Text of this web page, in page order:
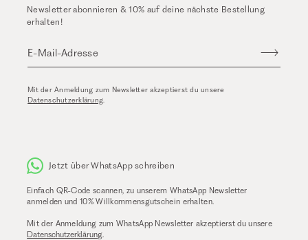
Newsletter abonnieren & 10% auf deine nächste Bestellung
erhalten!
E-Mail-Adresse
Mit der Anmeldung zum Newsletter akzeptierst du unsere
Datenschutzerklärung
Jetzt über WhatsApp schreiben
Einfach QR-Code scannen, zu unserem WhatsApp Newsletter
anmelden und 10% Willkommensgutschein erhalten.
Mit der Anmeldung zum WhatsApp Newsletter akzeptierst du unsere
Datenschutzerklärung